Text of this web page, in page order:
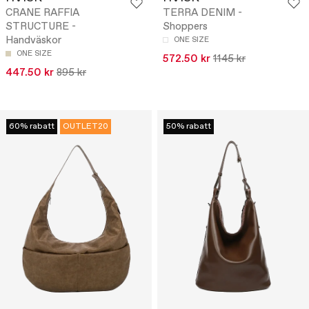
CRANE RAFFIA
STRUCTURE -
Handväskor
ONE SIZE
447.50 kr 895 kr
TERRA DENIM -
Shoppers
ONE SIZE
572.50 kr 1145 kr
60% rabatt OUTLET20 50% rabatt